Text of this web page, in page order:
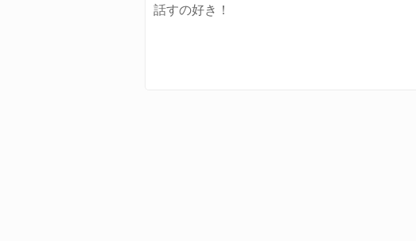
話すの好き！